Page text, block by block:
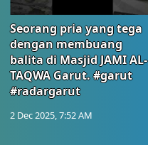
Seorang pria yang tega
dengan membuang
balita di Masjid JAMI AL-
TAQWA Garut. #garut
#radargarut
2 Dec 2025, 7:52 AM